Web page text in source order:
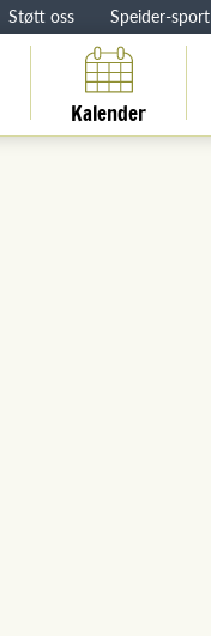
Støtt oss Speider-sport
Kalender